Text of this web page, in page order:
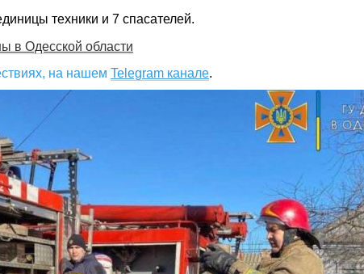
техники и 7 спасателей.
в Одесской области
на нашем Telegram канале.